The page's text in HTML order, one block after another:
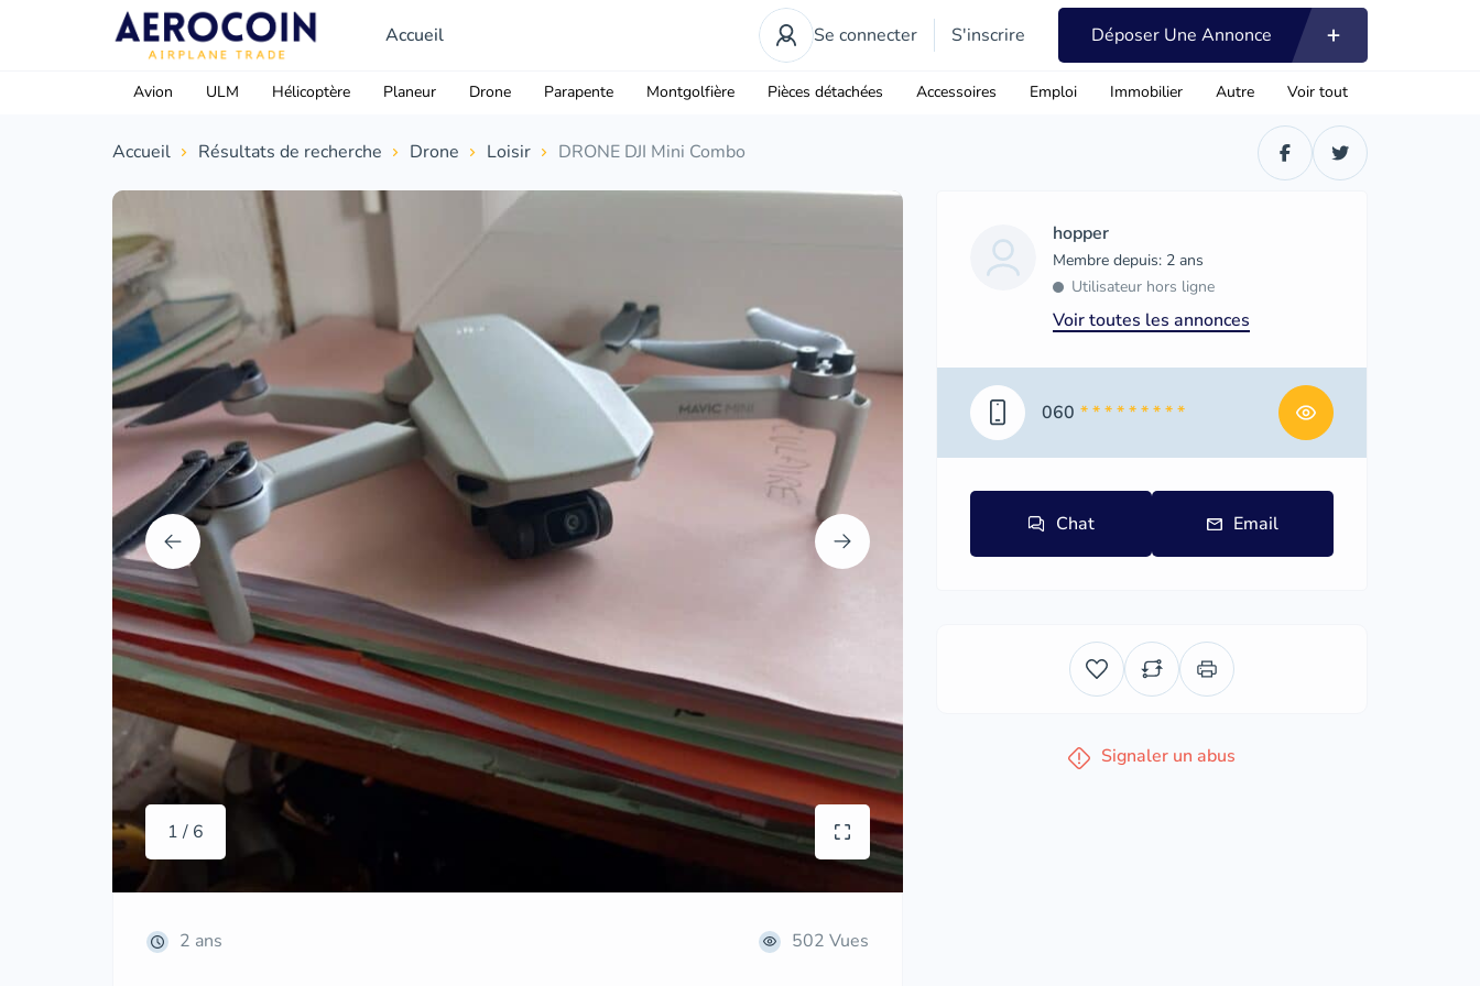
Accueil Se connecter S'inscrire Déposer Une Annonce
Avion ULM Hélicoptère Planeur Drone Parapente Montgolfière Pièces détachées Accessoires Emploi Immobilier Autre Voir tout
Accueil Résultats de recherche Drone Loisir DRONE DJI Mini Combo
1 / 6
2 ans 502 Vues
hopper
Membre depuis: 2 ans
Utilisateur hors ligne
Voir toutes les annonces
060 * * * * * * * * *
Chat Email
Signaler un abus